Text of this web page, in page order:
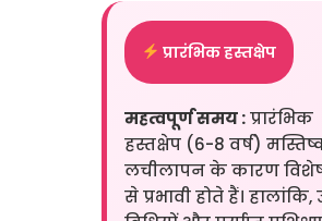
प्रारंभिक हस्तक्षेप
महत्वपूर्ण समय :प्रारंभिक
हस्तक्षेप (6-8 वर्ष)
लचीलापन के कारण
से प्रभावी होते हैं।